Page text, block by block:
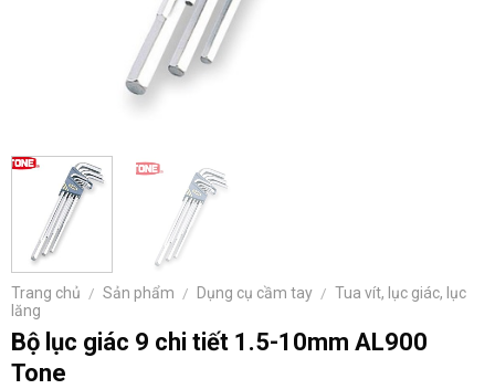
Trang chủ / Sản phẩm / Dụng cụ cầm tay / Tua vít, lục giác, lục
lăng
Bộ lục giác 9 chi tiết 1.5-10mm AL900
Tone